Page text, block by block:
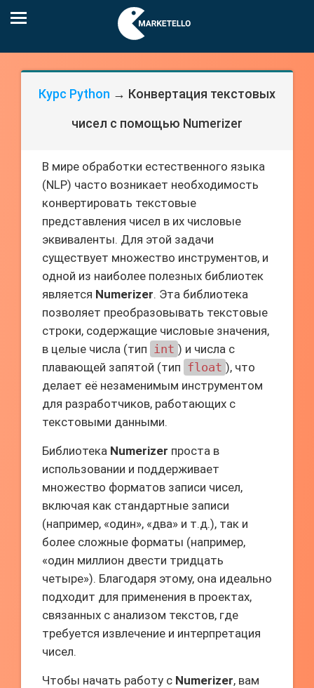
Курс Python → Конвертация текстовых
чисел с помощью Numerizer
В мире обработки естественного языка
(NLP) часто возникает необходимость
конвертировать текстовые
представления чисел в их числовые
эквиваленты. Для этой задачи
существует множество инструментов, и
одной из наиболее полезных библиотек
является Numerizer. Эта библиотека
позволяет преобразовывать текстовые
строки, содержащие числовые значения,
в целые числа (тип int ) и числа с
плавающей запятой (тип float ), что
делает её незаменимым инструментом
для разработчиков, работающих с
текстовыми данными.
Библиотека Numerizer проста в
использовании и поддерживает
множество форматов записи чисел,
включая как стандартные записи
(например, «один», «два» и т.д.), так и
более сложные форматы (например,
«один миллион двести тридцать
четыре»). Благодаря этому, она идеально
подходит для применения в проектах,
связанных с анализом текстов, где
требуется извлечение и интерпретация
чисел.
Чтобы начать работу с Numerizer, вам